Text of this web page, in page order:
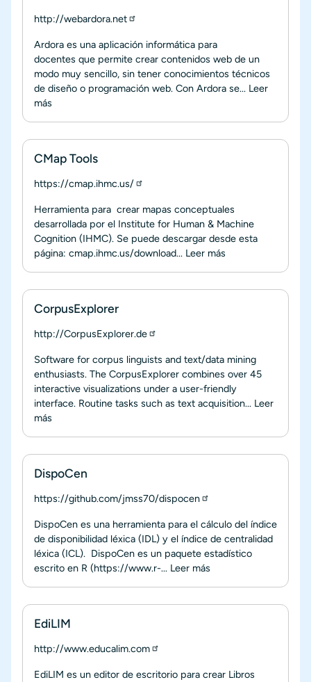
http://webardora.net
Ardora es una aplicación informática para
docentes que permite crear contenidos web de un
modo muy sencillo, sin tener conocimientos técnicos
de diseño o programación web. Con Ardora se... Leer
más
CMap Tools
https://cmap.ihmc.us/
Herramienta para crear mapas conceptuales
desarrollada por el Institute for Human & Machine
Cognition (IHMC). Se puede descargar desde esta
página: cmap.ihmc.us/download... Leer más
CorpusExplorer
http://CorpusExplorer.de
Software for corpus linguists and text/data mining
enthusiasts. The CorpusExplorer combines over 45
interactive visualizations under a user-friendly
interface. Routine tasks such as text acquisition... Leer
más
DispoCen
https://github.com/jmss70/dispocen
DispoCen es una herramienta para el cálculo del índice
de disponibilidad léxica (IDL) y el índice de centralidad
léxica (ICL). DispoCen es un paquete estadístico
escrito en R (https://www.r-... Leer más
EdiLIM
http://www.educalim.com
EdiLIM es un editor de escritorio para crear Libros